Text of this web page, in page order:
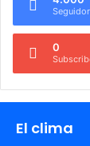
0
El clima